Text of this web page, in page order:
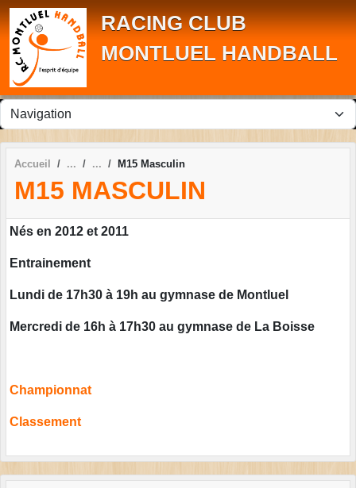
RACING CLUB
MONTLUEL HANDBALL
Accueil M15 Masculin
M15 MASCULIN
Nés en 2012 et 2011
Entrainement
Lundi de 17h30 à 19h au gymnase de Montluel
Mercredi de 16h à 17h30 au gymnase de La Boisse
Championnat
Classement
Panneau de gestion des cookies